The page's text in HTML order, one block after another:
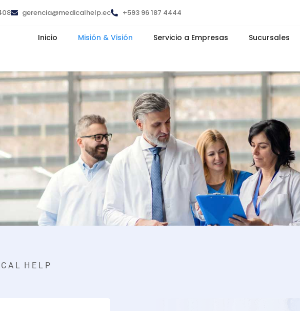
gerencia@medicalhelp.ec +593 96 187 4444
Inicio Misión & Visión Servicio a Empresas Sucursales
A L H E L P